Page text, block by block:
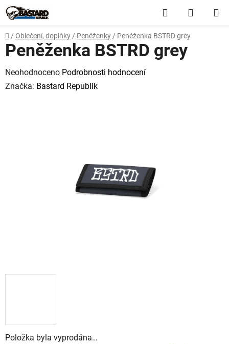
Přejít
na
obsah
Hledat
KOŠÍK
Domů
/ Oblečení, doplňky / Peněženky / Peněženka BSTRD grey
Položka byla vyprodána…
Peněženka BSTRD grey
Průměrné
hodnocení
Neohodnoceno Podrobnosti hodnocení
Značka: Bastard Republik